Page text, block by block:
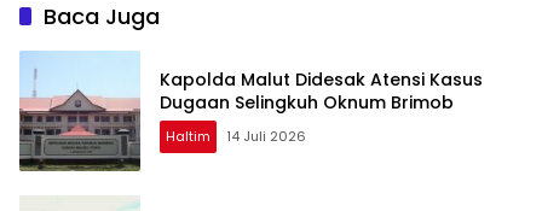
Baca Juga
Kapolda Malut Didesak Atensi Kasus
Dugaan Selingkuh Oknum Brimob
Haltim 14 Juli 2026